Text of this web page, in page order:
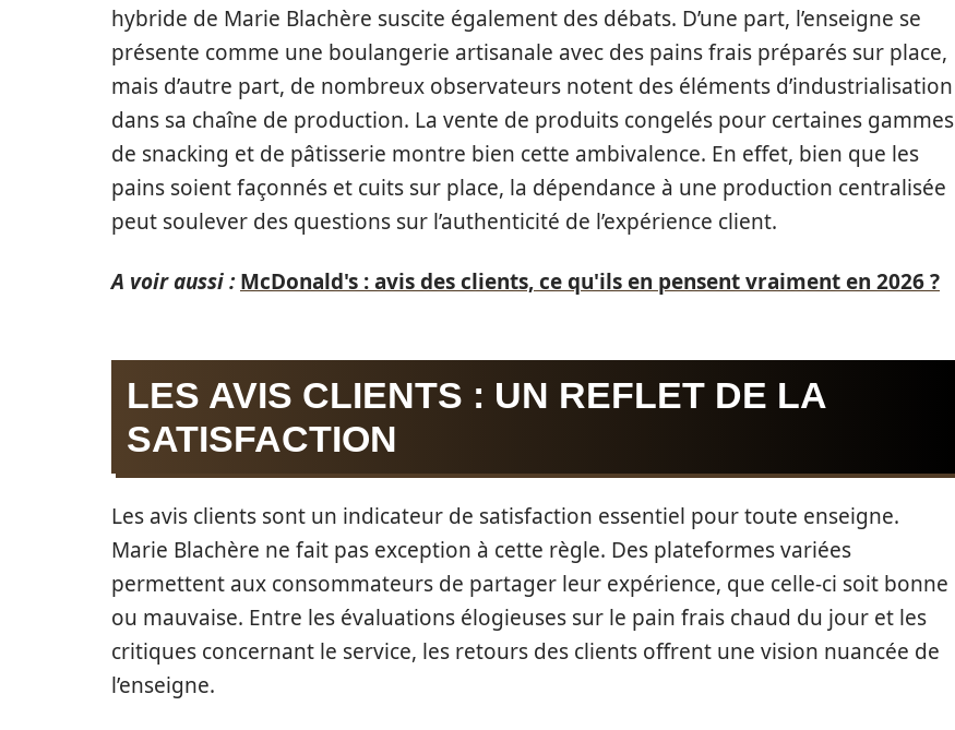
hybride de Marie Blachère suscite également des débats. D’une part, l’enseigne se
présente comme une boulangerie artisanale avec des pains frais préparés sur place,
mais d’autre part, de nombreux observateurs notent des éléments d’industrialisation
dans sa chaîne de production. La vente de produits congelés pour certaines gammes
de snacking et de pâtisserie montre bien cette ambivalence. En effet, bien que les
pains soient façonnés et cuits sur place, la dépendance à une production centralisée
peut soulever des questions sur l’authenticité de l’expérience client.
A voir aussi : McDonald's : avis des clients, ce qu'ils en pensent vraiment en 2026 ?
LES AVIS CLIENTS : UN REFLET DE LA
SATISFACTION
Les avis clients sont un indicateur de satisfaction essentiel pour toute enseigne.
Marie Blachère ne fait pas exception à cette règle. Des plateformes variées
permettent aux consommateurs de partager leur expérience, que celle-ci soit bonne
ou mauvaise. Entre les évaluations élogieuses sur le pain frais chaud du jour et les
critiques concernant le service, les retours des clients offrent une vision nuancée de
l’enseigne.